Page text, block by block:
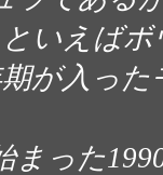
いえば
が入った
まった